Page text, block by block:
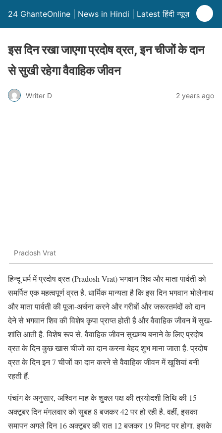
24 GhanteOnline | News in Hindi | Latest हिंदी न्यूज़
इस दिन रखा जाएगा प्रदोष व्रत, इन चीजों के दान
से सुखी रहेगा वैवाहिक जीवन
Writer D 2 years ago
Pradosh Vrat
हिन्दू धर्म में प्रदोष व्रत (Pradosh Vrat) भगवान शिव और माता पार्वती को
समर्पित एक महत्वपूर्ण व्रत है. धार्मिक मान्यता है कि इस दिन भगवान भोलेनाथ
और माता पार्वती की पूजा-अर्चना करने और गरीबों और जरूरतमंदों को दान
देने से भगवान शिव की विशेष कृपा प्राप्त होती है और वैवाहिक जीवन में सुख-
शांति आती है. विशेष रूप से, वैवाहिक जीवन सुखमय बनाने के लिए प्रदोष
व्रत के दिन कुछ खास चीजों का दान करना बेहद शुभ माना जाता है. प्रदोष
व्रत के दिन इन 7 चीजों का दान करने से वैवाहिक जीवन में खुशियां बनी
रहती हैं.
पंचांग के अनुसार, अश्विन माह के शुक्ल पक्ष की त्रयोदशी तिथि की 15
अक्टूबर दिन मंगलवार को सुबह 8 बजकर 42 पर हो रही है. वहीं, इसका
समापन अगले दिन 16 अक्टूबर की रात 12 बजकर 19 मिनट पर होगा. इसके